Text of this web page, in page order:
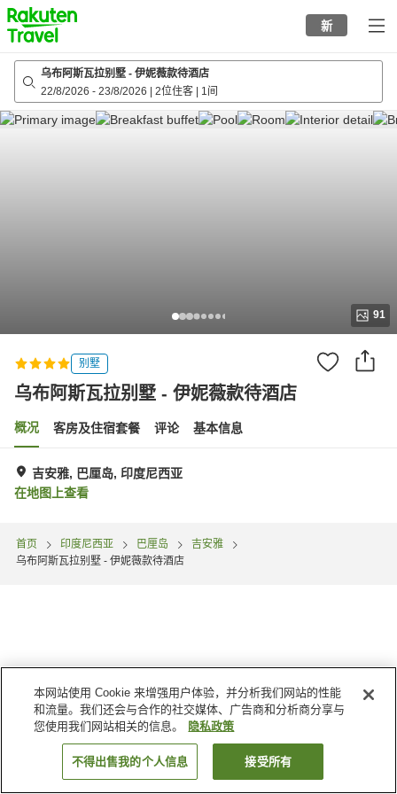
to
top
page
新
乌布阿斯瓦拉别墅 - 伊妮薇款待酒店
22/8/2026 - 23/8/2026 2位住客 1间
91
别墅
乌布阿斯瓦拉别墅 - 伊妮薇款待酒店
概况 客房及住宿套餐 评论 基本信息
吉安雅, 巴厘岛, 印度尼西亚
在地图上查看
首页 印度尼西亚 巴厘岛
吉安雅
乌布阿斯瓦拉别墅 - 伊妮薇款待酒店
搜索客房
本网站使用 Cookie 来增强用户体验，并分析我们网站的性能
和流量。我们还会与合作的社交媒体、广告商和分析商分享与
您使用我们网站相关的信息。
隐私政策
不得出售我的个人信息 接受所有